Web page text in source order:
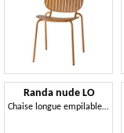
Randa nude LO
Chaise longue empilable en acier